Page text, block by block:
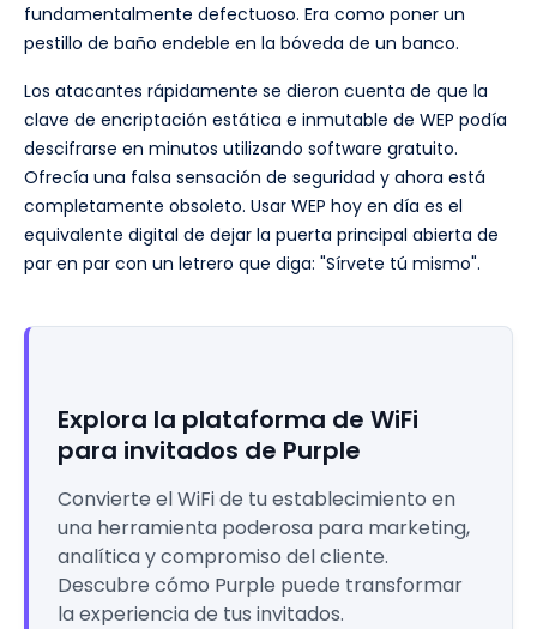
fundamentalmente defectuoso. Era como poner un
pestillo de baño endeble en la bóveda de un banco.
Los atacantes rápidamente se dieron cuenta de que la
clave de encriptación estática e inmutable de WEP podía
descifrarse en minutos utilizando software gratuito.
Ofrecía una falsa sensación de seguridad y ahora está
completamente obsoleto. Usar WEP hoy en día es el
equivalente digital de dejar la puerta principal abierta de
par en par con un letrero que diga: "Sírvete tú mismo".
Explora la plataforma de WiFi
para invitados de Purple
Convierte el WiFi de tu establecimiento en
una herramienta poderosa para marketing,
analítica y compromiso del cliente.
Descubre cómo Purple puede transformar
la experiencia de tus invitados.